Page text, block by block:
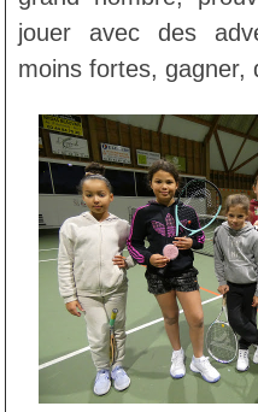
jouer avec des
moins fortes, gagner,